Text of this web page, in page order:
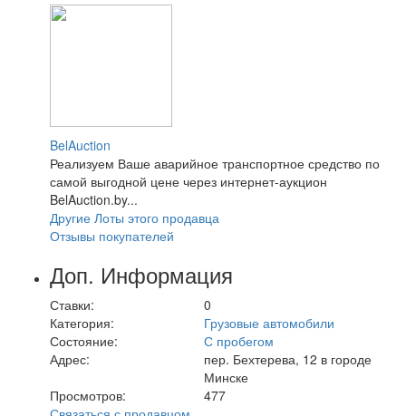
BelAuction
Реализуем Ваше аварийное транспортное средство по
самой выгодной цене через интернет-аукцион
BelAuction.by...
Другие Лоты этого продавца
Отзывы покупателей
Доп. Информация
Ставки:
0
Категория:
Грузовые автомобили
Состояние:
С пробегом
Адрес:
пер. Бехтерева, 12 в городе
Минске
Просмотров:
477